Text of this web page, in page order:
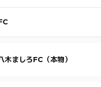
木ましろFC（本物）